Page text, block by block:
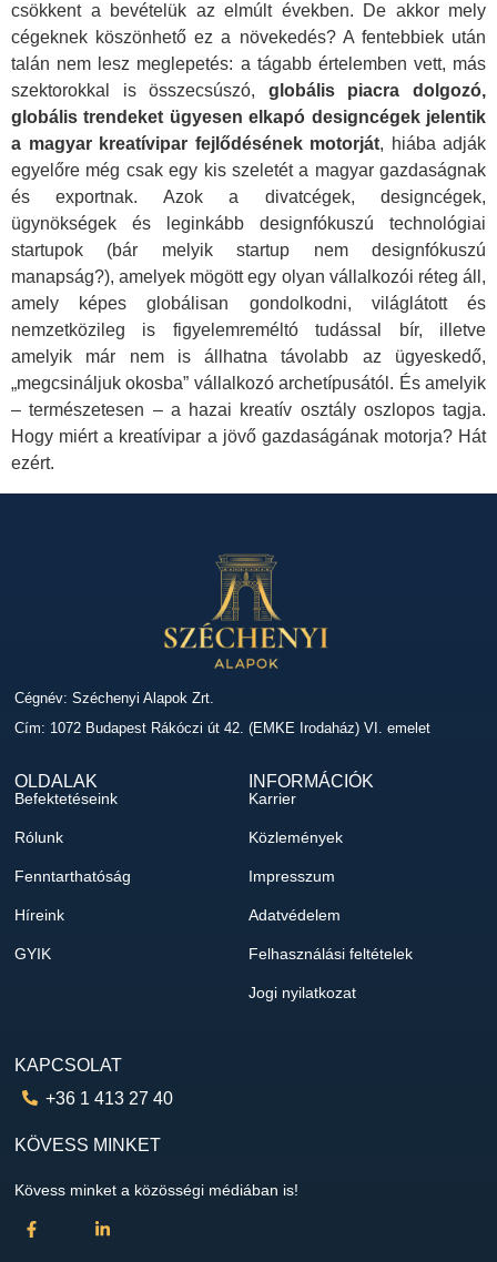
csökkent a bevételük az elmúlt években. De akkor mely
cégeknek köszönhető ez a növekedés? A fentebbiek után
talán nem lesz meglepetés: a tágabb értelemben vett, más
szektorokkal is összecsúszó, globális piacra dolgozó,
globális trendeket ügyesen elkapó designcégek jelentik
a magyar kreatívipar fejlődésének motorját, hiába adják
egyelőre még csak egy kis szeletét a magyar gazdaságnak
és exportnak. Azok a divatcégek, designcégek,
ügynökségek és leginkább designfókuszú technológiai
startupok (bár melyik startup nem designfókuszú
manapság?), amelyek mögött egy olyan vállalkozói réteg áll,
amely képes globálisan gondolkodni, világlátott és
nemzetközileg is figyelemreméltó tudással bír, illetve
amelyik már nem is állhatna távolabb az ügyeskedő,
„megcsináljuk okosba” vállalkozó archetípusától. És amelyik
– természetesen – a hazai kreatív osztály oszlopos tagja.
Hogy miért a kreatívipar a jövő gazdaságának motorja? Hát
ezért.
Cégnév: Széchenyi Alapok Zrt.
Cím: 1072 Budapest Rákóczi út 42. (EMKE Irodaház) VI. emelet
OLDALAK
Befektetéseink
Rólunk
Fenntarthatóság
Híreink
GYIK
INFORMÁCIÓK
Karrier
Közlemények
Impresszum
Adatvédelem
Felhasználási feltételek
Jogi nyilatkozat
KAPCSOLAT
+36 1 413 27 40
KÖVESS MINKET
Kövess minket a közösségi médiában is!